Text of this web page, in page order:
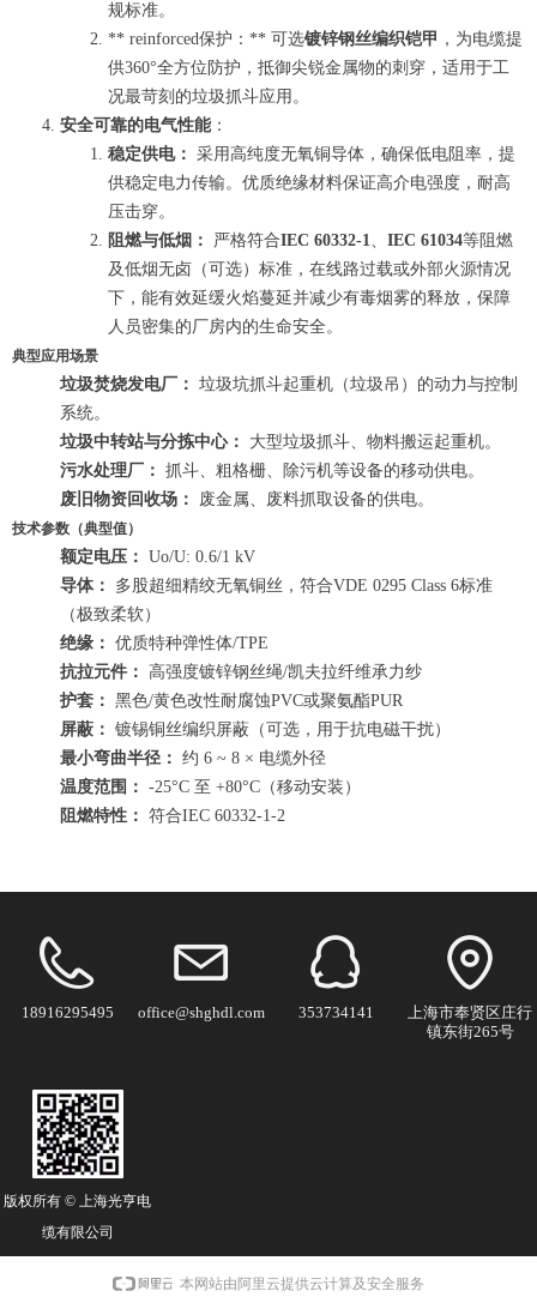
规标准。
** reinforced保护：** 可选镀锌钢丝编织铠甲 ，为电缆提
供360°全方位防护，抵御尖锐金属物的刺穿，适用于工
况最苛刻的垃圾抓斗应用。
安全可靠的电气性能：
稳定供电： 采用高纯度无氧铜导体，确保低电阻率，提
供稳定电力传输。优质绝缘材料保证高介电强度，耐高
压击穿。
阻燃与低烟：
严格符合IEC 60332-1、 IEC 61034等阻燃
及低烟无卤（可选）标准，在线路过载或外部火源情况
下，能有效延缓火焰蔓延并减少有毒烟雾的释放，保障
人员密集的厂房内的生命安全。
典型应用场景
垃圾焚烧发电厂： 垃圾坑抓斗起重机（垃圾吊）的动力与控制
系统。
垃圾中转站与分拣中心：
大型垃圾抓斗、物料搬运起重机。
污水处理厂： 抓斗、粗格栅、除污机等设备的移动供电。
废旧物资回收场：
废金属、废料抓取设备的供电。
技术参数（典型值）
额定电压： Uo/U: 0.6/1 kV
导体：
多股超细精绞无氧铜丝，符合VDE 0295 Class 6标准
（极致柔软）
绝缘： 优质特种弹性体/TPE
抗拉元件：
高强度镀锌钢丝绳/凯夫拉纤维承力纱
护套： 黑色/黄色改性耐腐蚀PVC或聚氨酯PUR
屏蔽： 镀锡铜丝编织屏蔽（可选，用于抗电磁干扰）
最小弯曲半径： 约 6 ~ 8 × 电缆外径
温度范围： -25°C 至 +80°C（移动安装）
阻燃特性： 符合IEC 60332-1-2
版权所有 © 上海光亨电
缆有限公司
18916295495 office@shghdl.com 353734141
上海市奉贤区庄行
镇东街265号
本网站由阿里云提供云计算及安全服务